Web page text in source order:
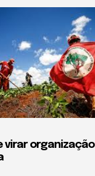
virar organização